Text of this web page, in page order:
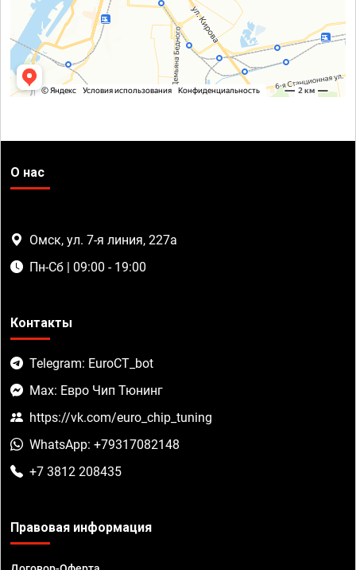
О нас
Омск, ул. 7-я линия, 227а
Пн-Сб | 09:00 - 19:00
Контакты
Telegram: EuroCT_bot
Max: Евро Чип Тюнинг
https://vk.com/euro_chip_tuning
WhatsApp: +79317082148
+7 3812 208435
Правовая информация